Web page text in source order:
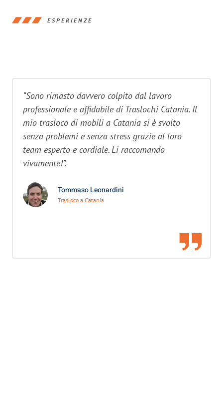
ESPERIENZE
“Sono rimasto davvero colpito dal lavoro
professionale e affidabile di Traslochi Catania. Il
mio trasloco di mobili a Catania si è svolto
senza problemi e senza stress grazie al loro
team esperto e cordiale. Li raccomando
vivamente!”.
Tommaso Leonardini
Trasloco a Catania